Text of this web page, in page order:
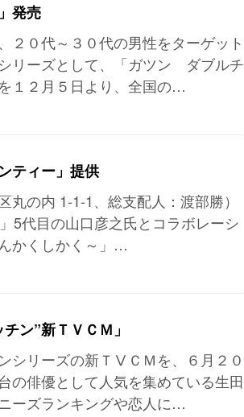
発売
２０代～３０代の男性をターゲット
リーズとして、「ガツン ダブルチ
１２月５日より、全国の…
ティー」提供
の内 1-1-1、総支配人：渡部勝）
5代目の山口彦之氏とコラボレーシ
かくしかく～」…
ン”新ＴＶＣＭ」
シリーズの新ＴⅤＣＭを、６月２０
の俳優として人気を集めている生田
ーズランキングや恋人に…